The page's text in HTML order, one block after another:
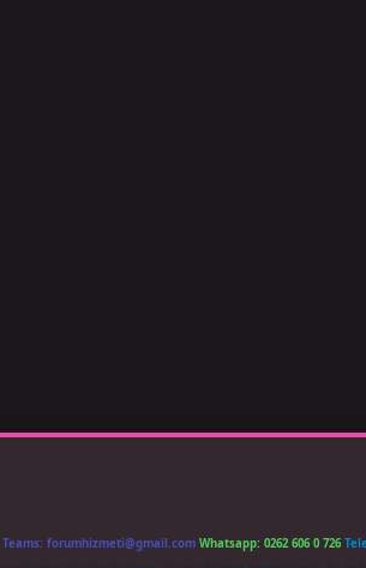
Teams: forumhizmeti@gmail.com Whatsapp: 0262 606 0 726